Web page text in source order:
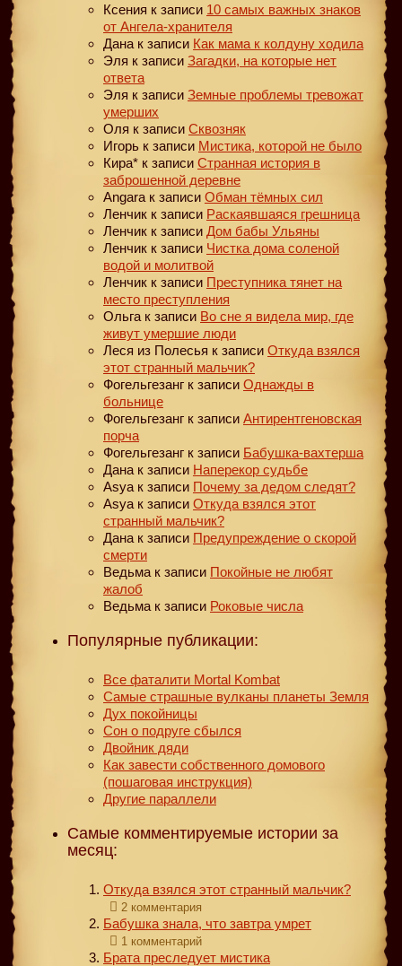
Ксения к записи 10 самых важных знаков
от Ангела-хранителя
Дана к записи Как мама к колдуну ходила
Эля к записи Загадки, на которые нет
ответа
Эля к записи Земные проблемы тревожат
умерших
Оля к записи Сквозняк
Игорь к записи Мистика, которой не было
Кира* к записи Странная история в
заброшенной деревне
Angara к записи Обман тёмных сил
Ленчик к записи Раскаявшаяся грешница
Ленчик к записи Дом бабы Ульяны
Ленчик к записи Чистка дома соленой
водой и молитвой
Ленчик к записи Преступника тянет на
место преступления
Ольга к записи Во сне я видела мир, где
живут умершие люди
Леся из Полесья к записи Откуда взялся
этот странный мальчик?
Фогельгезанг к записи Однажды в
больнице
Фогельгезанг к записи Антирентгеновская
порча
Фогельгезанг к записи Бабушка-вахтерша
Дана к записи Наперекор судьбе
Asya к записи Почему за дедом следят?
Asya к записи Откуда взялся этот
странный мальчик?
Дана к записи Предупреждение о скорой
смерти
Ведьма к записи Покойные не любят
жалоб
Ведьма к записи Роковые числа
Популярные публикации:
Все фаталити Mortal Kombat
Самые страшные вулканы планеты Земля
Дух покойницы
Сон о подруге сбылся
Двойник дяди
Как завести собственного домового
(пошаговая инструкция)
Другие параллели
Самые комментируемые истории за
месяц:
Откуда взялся этот странный мальчик?
2 комментария
Бабушка знала, что завтра умрет
1 комментарий
Брата преследует мистика